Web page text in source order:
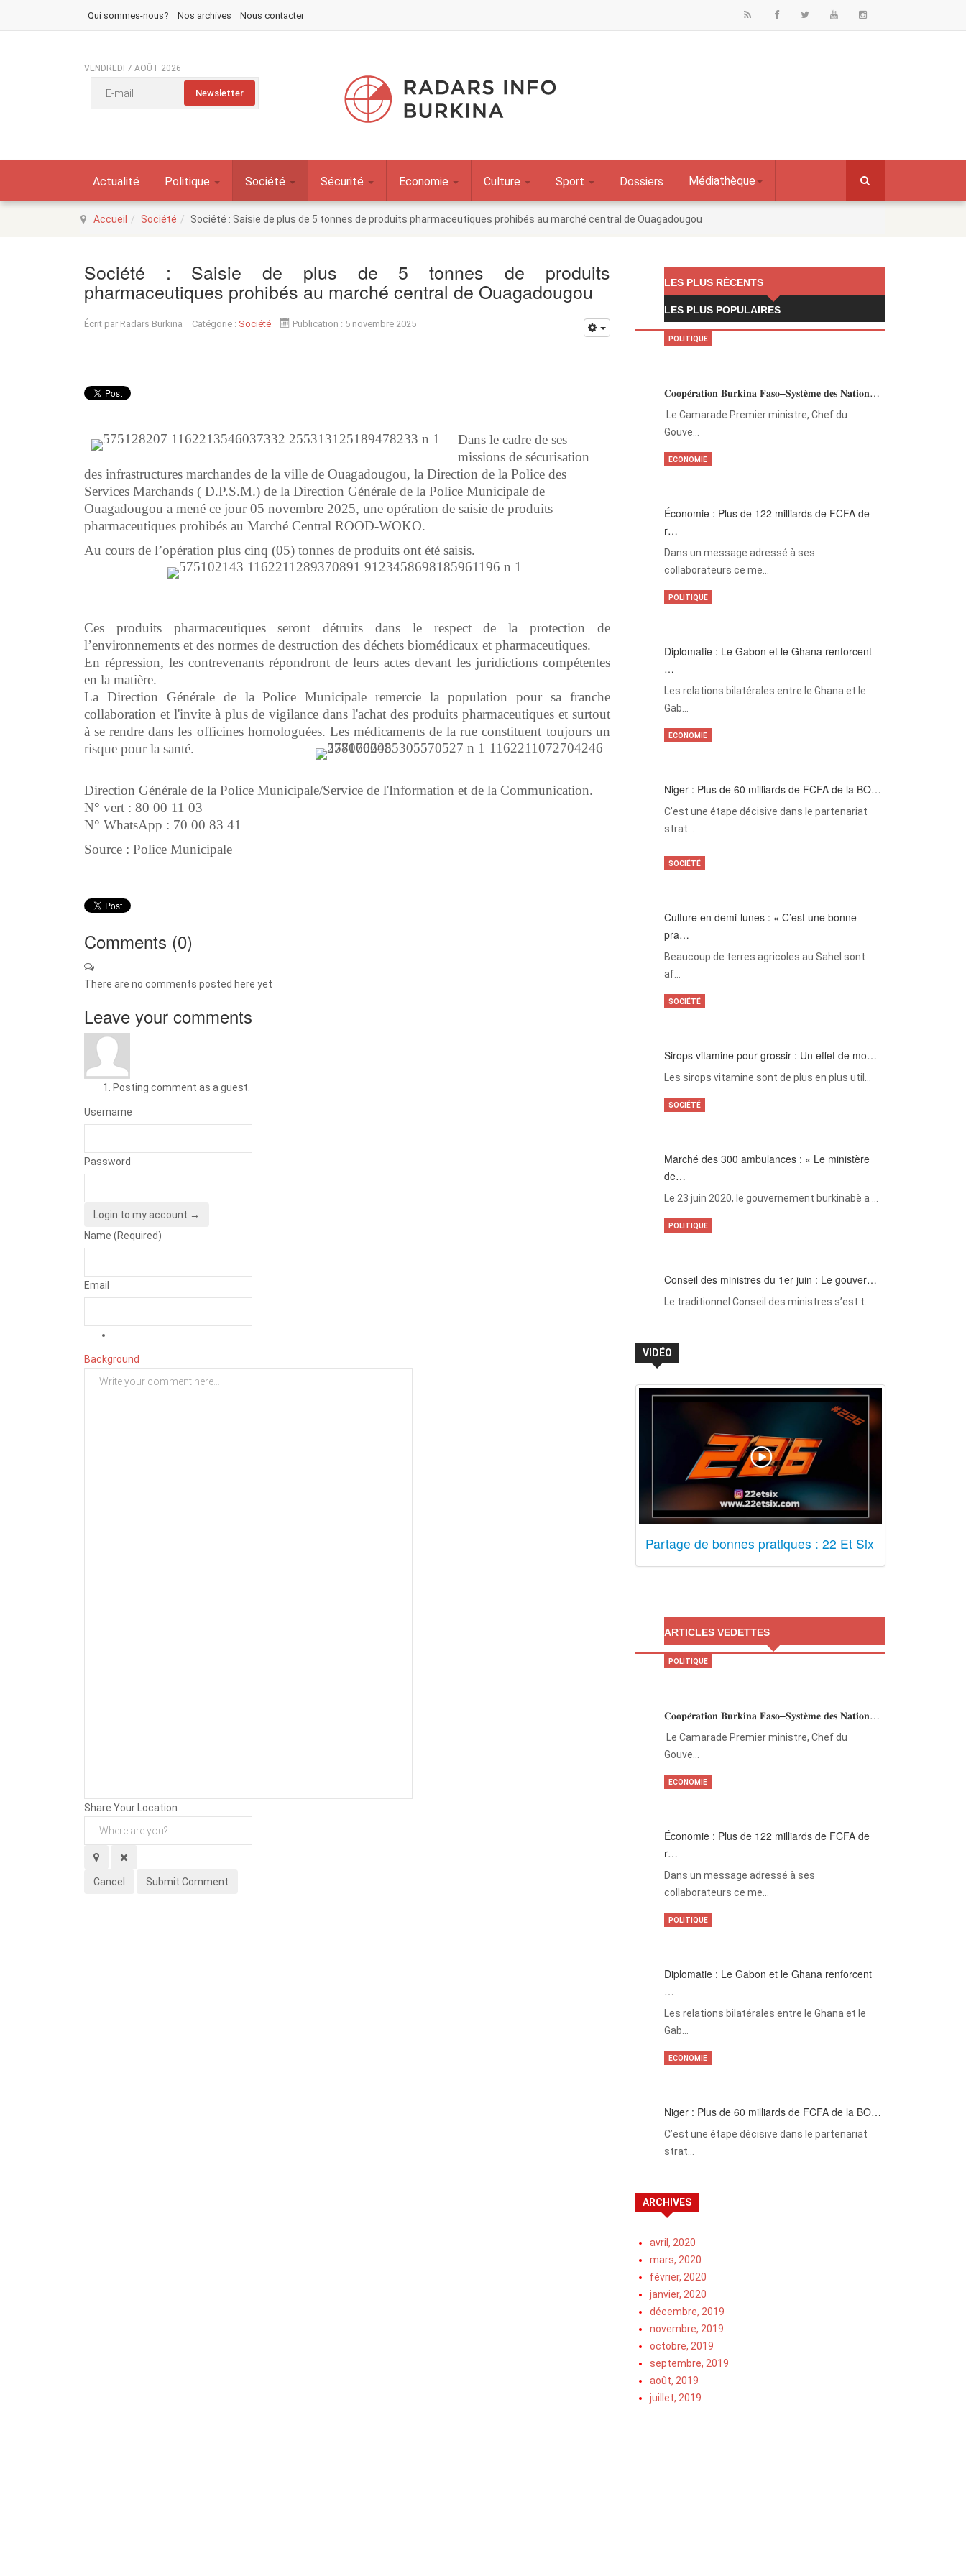
Qui sommes-nous? Nos archives Nous contacter
VENDREDI 7 AOÛT 2026
Actualité Politique Société Sécurité Economie Culture Sport Dossiers Médiathèque
Accueil Société Société : Saisie de plus de 5 tonnes de produits pharmaceutiques prohibés au marché central de Ouagadougou
Société : Saisie de plus de 5 tonnes de produits
pharmaceutiques prohibés au marché central de Ouagadougou
Écrit par Radars Burkina Catégorie : Société Publication : 5 novembre 2025
Dans le cadre de ses
missions de sécurisation
des infrastructures marchandes de la ville de Ouagadougou, la Direction de la Police des
Services Marchands ( D.P.S.M.) de la Direction Générale de la Police Municipale de
Ouagadougou a mené ce jour 05 novembre 2025, une opération de saisie de produits
pharmaceutiques prohibés au Marché Central ROOD-WOKO.
Au cours de l’opération plus cinq (05) tonnes de produits ont été saisis.
Ces produits pharmaceutiques seront détruits dans le respect de la protection de
l’environnements et des normes de destruction des déchets biomédicaux et pharmaceutiques.
En répression, les contrevenants répondront de leurs actes devant les juridictions compétentes
en la matière.
La Direction Générale de la Police Municipale remercie la population pour sa franche
collaboration et l'invite à plus de vigilance dans l'achat des produits pharmaceutiques et surtout
à se rendre dans les officines homologuées. Les médicaments de la rue constituent toujours un
risque pour la santé.
Direction Générale de la Police Municipale/Service de l'Information et de la Communication.
N° vert : 80 00 11 03
N° WhatsApp : 70 00 83 41
Source : Police Municipale
Comments (0)
There are no comments posted here yet
Leave your comments
Posting comment as a guest.
Username
Password
Login to my account →
Name (Required)
Email
Background
Share Your Location
Cancel Submit Comment
LES PLUS RÉCENTS
LES PLUS POPULAIRES
𝐂𝐨𝐨𝐩𝐞́𝐫𝐚𝐭𝐢𝐨𝐧 𝐁𝐮𝐫𝐤𝐢𝐧𝐚 𝐅𝐚𝐬𝐨–𝐒𝐲𝐬𝐭𝐞̀𝐦𝐞 𝐝𝐞𝐬 𝐍𝐚𝐭𝐢𝐨𝐧…
‎Le Camarade Premier ministre, Chef du
Gouve…
POLITIQUE
Économie : Plus de 122 milliards de FCFA de
r…
Dans un message adressé à ses
collaborateurs ce me…
ECONOMIE
Diplomatie : Le Gabon et le Ghana renforcent
…
Les relations bilatérales entre le Ghana et le
Gab…
POLITIQUE
Niger : Plus de 60 milliards de FCFA de la BO…
C’est une étape décisive dans le partenariat
strat…
ECONOMIE
Culture en demi-lunes : « C’est une bonne
pra…
Beaucoup de terres agricoles au Sahel sont
af…
SOCIÉTÉ
Sirops vitamine pour grossir : Un effet de mo…
Les sirops vitamine sont de plus en plus util…
SOCIÉTÉ
Marché des 300 ambulances : « Le ministère
de…
Le 23 juin 2020, le gouvernement burkinabè a …
SOCIÉTÉ
Conseil des ministres du 1er juin : Le gouver…
Le traditionnel Conseil des ministres s’est t…
POLITIQUE
VIDÉO
Partage de bonnes pratiques : 22 Et Six
ARTICLES VEDETTES
𝐂𝐨𝐨𝐩𝐞́𝐫𝐚𝐭𝐢𝐨𝐧 𝐁𝐮𝐫𝐤𝐢𝐧𝐚 𝐅𝐚𝐬𝐨–𝐒𝐲𝐬𝐭𝐞̀𝐦𝐞 𝐝𝐞𝐬 𝐍𝐚𝐭𝐢𝐨𝐧…
‎Le Camarade Premier ministre, Chef du
Gouve…
POLITIQUE
Économie : Plus de 122 milliards de FCFA de
r…
Dans un message adressé à ses
collaborateurs ce me…
ECONOMIE
Diplomatie : Le Gabon et le Ghana renforcent
…
Les relations bilatérales entre le Ghana et le
Gab…
POLITIQUE
Niger : Plus de 60 milliards de FCFA de la BO…
C’est une étape décisive dans le partenariat
strat…
ECONOMIE
ARCHIVES
avril, 2020
mars, 2020
février, 2020
janvier, 2020
décembre, 2019
novembre, 2019
octobre, 2019
septembre, 2019
août, 2019
juillet, 2019